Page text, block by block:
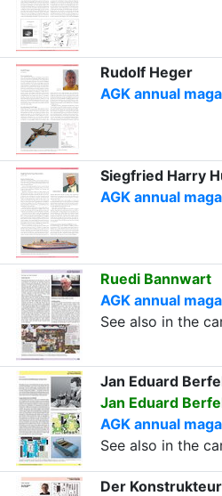
Rudolf Heger
AGK annual
Siegfried Harry
AGK annual
Ruedi Bannwart
AGK annual
See also in the
Jan Eduard
Jan Eduard
AGK annual
See also in the
Der Konstrukteur